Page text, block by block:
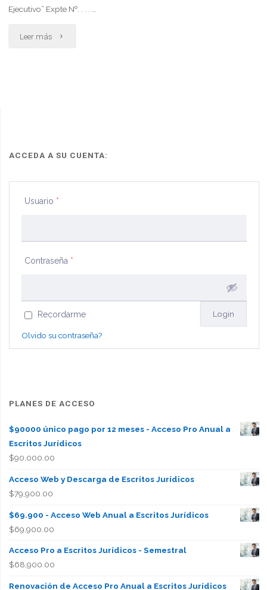
Ejecutivo” Expte Nº. . . . …
Leer más "Solicita
embargo
remuneraciones
por
de
ACCEDA A SU CUENTA:
Usuario *
Contraseña *
Recordarme
Olvido su contraseña?
PLANES DE ACCESO
$90000 único pago por 12 meses - Acceso Pro Anual a
Escritos Jurídicos
$90,000.00
Acceso Web y Descarga de Escritos Jurídicos
$79,900.00
$69.900 - Acceso Web Anual a Escritos Jurídicos
$69,900.00
Acceso Pro a Escritos Jurídicos - Semestral
$68,900.00
Renovación de Acceso Pro Anual a Escritos Jurídicos